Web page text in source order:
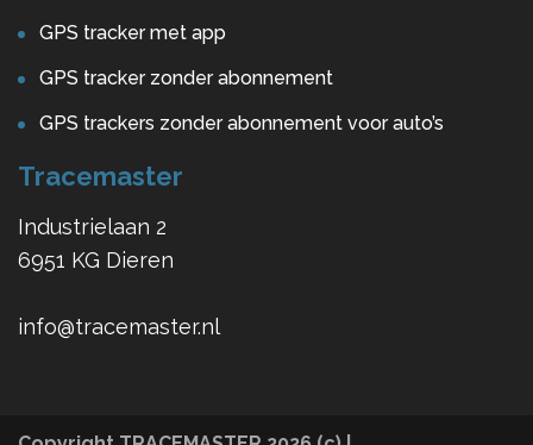
GPS tracker met app
GPS tracker zonder abonnement
GPS trackers zonder abonnement voor auto’s
Tracemaster
Industrielaan 2
6951 KG Dieren
info@tracemaster.nl